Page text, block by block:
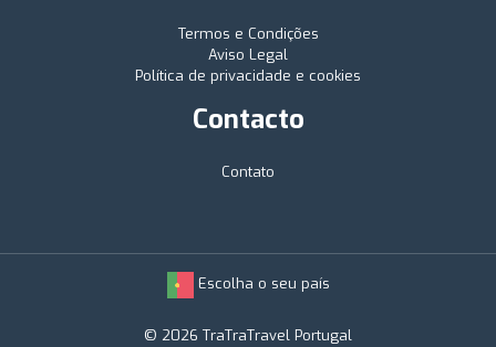
Termos e Condições
Aviso Legal
Política de privacidade e cookies
Contacto
Contato
Escolha o seu país
© 2026 TraTraTravel Portugal